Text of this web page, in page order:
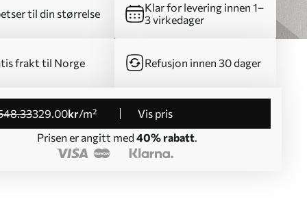
til din størrelse
Klar for levering innen 1–
3 virkedager
frakt til Norge Refusjon innen 30 dager
.33329.00kr/m²
Vis pris
Prisen er angitt med 40% rabatt.